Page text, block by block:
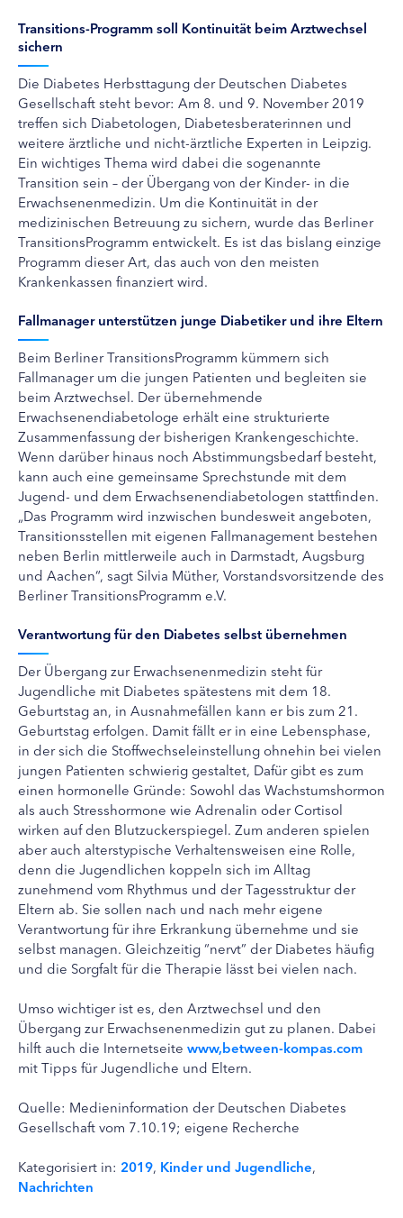
Transitions-Programm soll Kontinuität beim Arztwechsel
sichern
Die Diabetes Herbsttagung der Deutschen Diabetes
Gesellschaft steht bevor: Am 8. und 9. November 2019
treffen sich Diabetologen, Diabetesberaterinnen und
weitere ärztliche und nicht-ärztliche Experten in Leipzig.
Ein wichtiges Thema wird dabei die sogenannte
Transition sein – der Übergang von der Kinder- in die
Erwachsenenmedizin. Um die Kontinuität in der
medizinischen Betreuung zu sichern, wurde das Berliner
TransitionsProgramm entwickelt. Es ist das bislang einzige
Programm dieser Art, das auch von den meisten
Krankenkassen finanziert wird.
Fallmanager unterstützen junge Diabetiker und ihre Eltern
Beim Berliner TransitionsProgramm kümmern sich
Fallmanager um die jungen Patienten und begleiten sie
beim Arztwechsel. Der übernehmende
Erwachsenendiabetologe erhält eine strukturierte
Zusammenfassung der bisherigen Krankengeschichte.
Wenn darüber hinaus noch Abstimmungsbedarf besteht,
kann auch eine gemeinsame Sprechstunde mit dem
Jugend- und dem Erwachsenendiabetologen stattfinden.
„Das Programm wird inzwischen bundesweit angeboten,
Transitionsstellen mit eigenen Fallmanagement bestehen
neben Berlin mittlerweile auch in Darmstadt, Augsburg
und Aachen“, sagt Silvia Müther, Vorstandsvorsitzende des
Berliner TransitionsProgramm e.V.
Verantwortung für den Diabetes selbst übernehmen
Der Übergang zur Erwachsenenmedizin steht für
Jugendliche mit Diabetes spätestens mit dem 18.
Geburtstag an, in Ausnahmefällen kann er bis zum 21.
Geburtstag erfolgen. Damit fällt er in eine Lebensphase,
in der sich die Stoffwechseleinstellung ohnehin bei vielen
jungen Patienten schwierig gestaltet, Dafür gibt es zum
einen hormonelle Gründe: Sowohl das Wachstumshormon
als auch Stresshormone wie Adrenalin oder Cortisol
wirken auf den Blutzuckerspiegel. Zum anderen spielen
aber auch alterstypische Verhaltensweisen eine Rolle,
denn die Jugendlichen koppeln sich im Alltag
zunehmend vom Rhythmus und der Tagesstruktur der
Eltern ab. Sie sollen nach und nach mehr eigene
Verantwortung für ihre Erkrankung übernehme und sie
selbst managen. Gleichzeitig “nervt” der Diabetes häufig
und die Sorgfalt für die Therapie lässt bei vielen nach.
Umso wichtiger ist es, den Arztwechsel und den
Übergang zur Erwachsenenmedizin gut zu planen. Dabei
hilft auch die Internetseite www,between-kompas.com
mit Tipps für Jugendliche und Eltern.
Quelle: Medieninformation der Deutschen Diabetes
Gesellschaft vom 7.10.19; eigene Recherche
Kategorisiert in: 2019, Kinder und Jugendliche,
Nachrichten